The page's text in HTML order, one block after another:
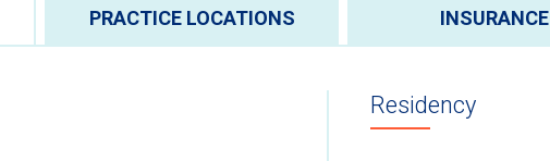
PRACTICE LOCATIONS INSURANCE
Residency